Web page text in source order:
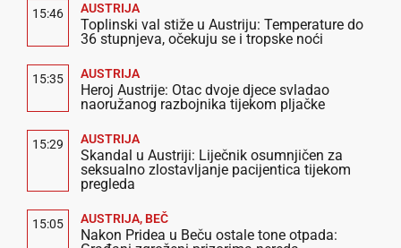
15:46 AUSTRIJA
Toplinski val stiže u Austriju: Temperature do
36 stupnjeva, očekuju se i tropske noći
15:35 AUSTRIJA
Heroj Austrije: Otac dvoje djece svladao
naoružanog razbojnika tijekom pljačke
15:29 AUSTRIJA
Skandal u Austriji: Liječnik osumnjičen za
seksualno zlostavljanje pacijentica tijekom
pregleda
15:05 AUSTRIJA, BEČ
Nakon Pridea u Beču ostale tone otpada: